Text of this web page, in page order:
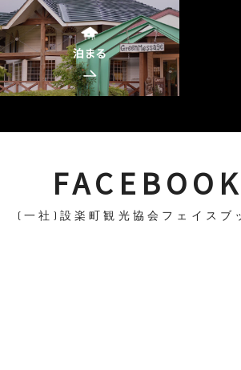
泊まる
(一社)設楽町観光協会フェイスブ